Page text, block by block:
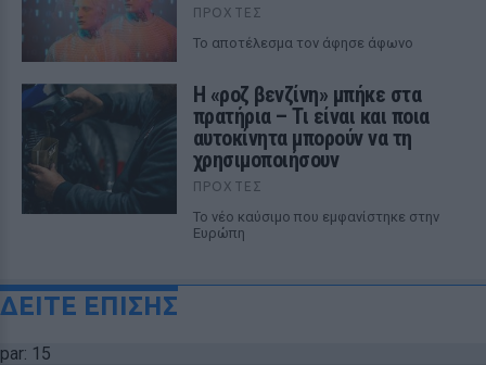
ΠΡΟΧΤΈΣ
Το αποτέλεσμα τον άφησε άφωνο
Η «ροζ βενζίνη» μπήκε στα
πρατήρια – Τι είναι και ποια
αυτοκίνητα μπορούν να τη
χρησιμοποιήσουν
ΠΡΟΧΤΈΣ
Το νέο καύσιμο που εμφανίστηκε στην
Ευρώπη
ΔΕΙΤΕ ΕΠΙΣΗΣ
par: 15